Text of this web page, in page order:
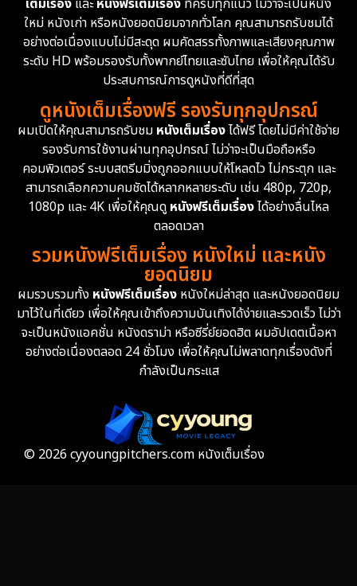
Disney+ 4
Documentary สารคดี 93
Drama ดราม่า
Dystopian 16
Emotional 61
Epic มหากาพย์ 213
Family ครอบครัว 359
Fantasy จินตนาการ 319
Fiction 9
เต็มเรื่อง และหนังฟรีเต็มเรื่อง ที่ครบทุกแนว ไม่ว่าจะเป็นหนัง
ใหม่ หนังเก่า หรือหนังยอดนิยมจากทั่วโลก คุณสามารถรับชมได้
อย่างต่อเนื่องแบบไม่มีสะดุด ผมคัดสรรทั้งภาพและเสียงคุณภาพ
ระดับ HD พร้อมรองรับทั้งพากย์ไทยและซับไทย เพื่อให้คุณได้รับ
ประสบการณ์การดูหนังที่ดีที่สุด
ดูหนังเต็มเรื่องฟรี รองรับทุกอุปกรณ์
ผมเปิดให้คุณสามารถรับชม หนังเต็มเรื่องได้ฟรี โดยไม่มีค่าใช้จ่าย
รองรับการใช้งานผ่านทุกอุปกรณ์ ไม่ว่าจะเป็นมือถือหรือ
คอมพิวเตอร์ ระบบสตรีมมิ่งถูกออกแบบให้โหลดไว ไม่กระตุก และ
สามารถเลือกความคมชัดได้หลากหลายระดับ เช่น 480p, 720p,
1080p และ 4K เพื่อให้คุณดูหนังฟรีเต็มเรื่องได้อย่างลื่นไหล
ตลอดเวลา
รวมหนังฟรีเต็มเรื่อง หนังใหม่ และหนัง
ยอดนิยม
ผมรวบรวมทั้ง หนังฟรีเต็มเรื่อง หนังใหม่ล่าสุด และหนังยอดนิยม
มาไว้ในที่เดียว เพื่อให้คุณเข้าถึงความบันเทิงได้ง่ายและรวดเร็ว ไม่ว่า
จะเป็นหนังแอคชั่น หนังดราม่า หรือซีรี่ย์ยอดฮิต ผมอัปเดตเนื้อหา
อย่างต่อเนื่องตลอด 24 ชั่วโมง เพื่อให้คุณไม่พลาดทุกเรื่องดังที่
กำลังเป็นกระแส
© 2026 cyyoungpitchers.com หนังเต็มเรื่อง